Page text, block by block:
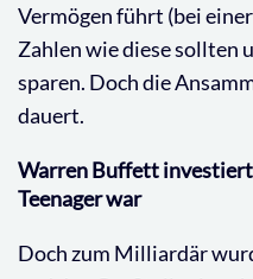
Vermögen führt (bei
Zahlen wie diese sollten
sparen. Doch die
dauert.
Warren Buffett investiert
Teenager war
Doch zum Milliardär